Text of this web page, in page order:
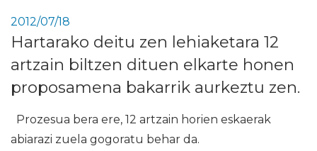
2012/07/18
Hartarako deitu zen lehiaketara 12
artzain biltzen dituen elkarte honen
proposamena bakarrik aurkeztu zen.
Prozesua bera ere, 12 artzain horien eskaerak
abiarazi zuela gogoratu behar da.